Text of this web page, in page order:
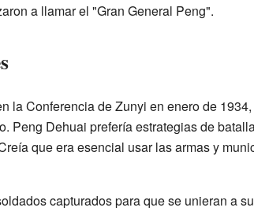
a llamar el "Gran General Peng".
la Conferencia de Zunyi en enero de
Peng Dehuai prefería estrategias de
que era esencial usar las armas y
capturados para que se unieran a